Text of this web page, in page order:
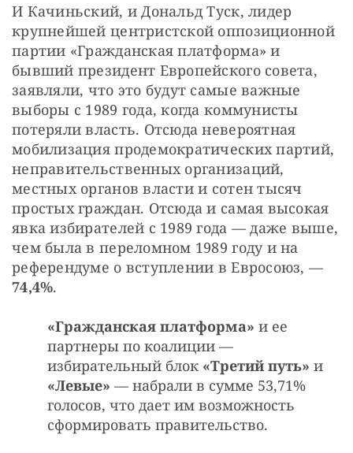
И Качиньский, и Дональд Туск, лидер
крупнейшей центристской оппозиционной
партии «Гражданская платформа» и
бывший президент Европейского совета,
заявляли, что это будут самые важные
выборы с 1989 года, когда коммунисты
потеряли власть. Отсюда невероятная
мобилизация продемократических партий,
неправительственных организаций,
местных органов власти и сотен тысяч
простых граждан. Отсюда и самая высокая
явка избирателей с 1989 года — даже выше,
чем была в переломном 1989 году и на
74,4%.
«Гражданская платформа» и ее
партнеры по коалиции —
избирательный блок «Третий путь» и
«Левые» — набрали в сумме 53,71%
голосов, что дает им возможность
сформировать правительство.